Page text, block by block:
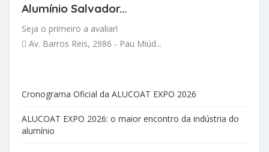
Alumínio Salvador...
Seja o primeiro a avaliar!
Av. Barros Reis, 2986 - Pau Miúd...
Cronograma Oficial da ALUCOAT EXPO 2026
ALUCOAT EXPO 2026: o maior encontro da indústria do
alumínio